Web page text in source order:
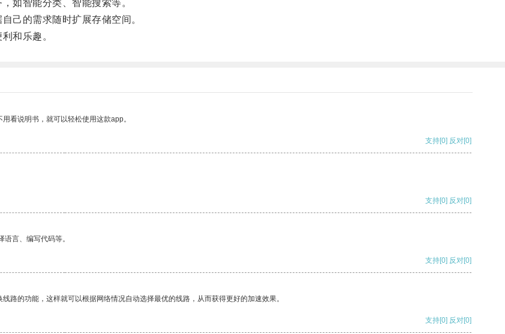
如智能分类、智能搜索等。
己的需求随时扩展存储空间。
和乐趣。
看说明书，就可以轻松使用这款app。
支持[0] 反对[0]
支持[0] 反对[0]
言、编写代码等。
支持[0] 反对[0]
的功能，这样就可以根据网络情况自动选择最优的线路，从而获得更好的加速效果。
支持[0] 反对[0]